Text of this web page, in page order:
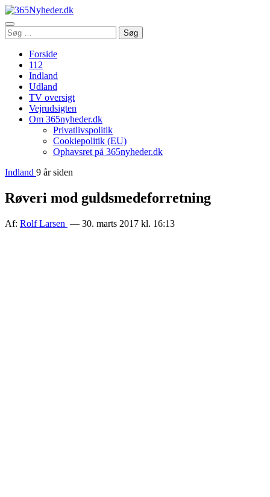
Åbn
menu
Søg
efter:
Søg
Forside
112
Indland
Udland
TV oversigt
Vejrudsigten
Om 365nyheder.dk
Privatlivspolitik
Cookiepolitik (EU)
Ophavsret på 365nyheder.dk
Indland 9 år siden
Røveri mod guldsmedeforretning
Af: Rolf Larsen — 30. marts 2017 kl. 16:13